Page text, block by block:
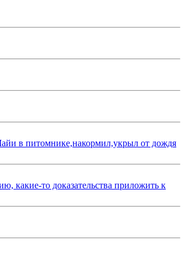
в питомнике,накормил,укрыл от дождя
какие-то доказательства приложить к